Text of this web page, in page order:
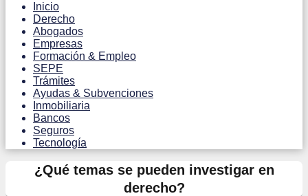
Inicio
Derecho
Abogados
Empresas
Formación & Empleo
SEPE
Trámites
Ayudas & Subvenciones
Inmobiliaria
Bancos
Seguros
Tecnología
¿Qué temas se pueden investigar en
derecho?